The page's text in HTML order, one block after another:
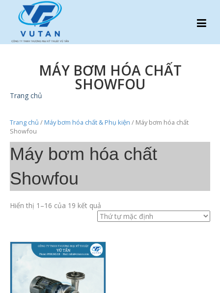
MÁY BƠM HÓA CHẤT
SHOWFOU
Trang chủ
Trang chủ /Máy bơm hóa chất & Phụ kiện / Máy bơm hóa chất
Showfou
Máy bơm hóa chất
Showfou
Hiển thị 1–16 của 19 kết quả